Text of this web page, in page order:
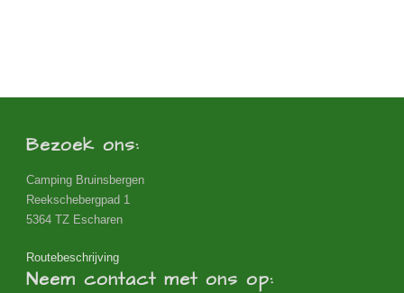
Bezoek ons:
Camping Bruinsbergen
Reekschebergpad 1
5364 TZ Escharen
Routebeschrijving
Neem contact met ons op: